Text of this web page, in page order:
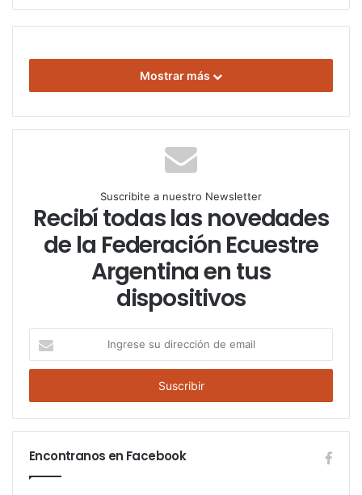
Mostrar más
Suscribite a nuestro Newsletter
Recibí todas las novedades
de la Federación Ecuestre
Argentina en tus
dispositivos
g
e
s
s
Encontranos en Facebook